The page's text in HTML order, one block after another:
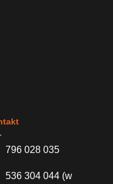
796 028 035
536 304 044 (w